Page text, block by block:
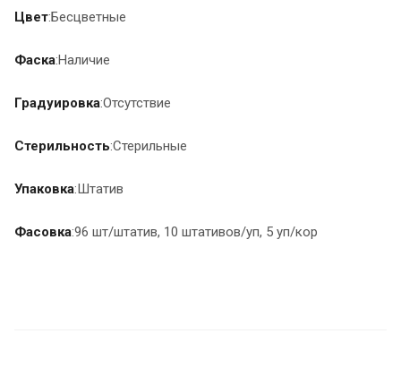
Цвет:Бесцветные
Фаска:Наличие
Градуировка:Отсутствие
Стерильность:Стерильные
Упаковка:Штатив
Фасовка:96 шт/штатив, 10 штативов/уп, 5 уп/кор